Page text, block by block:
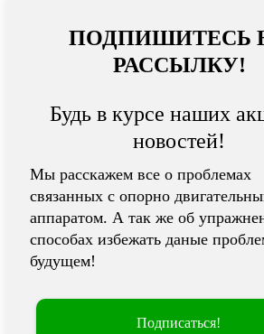
ПОДПИШИТЕСЬ
РАССЫЛКУ!
Будь в курсе наших
новостей!
Мы расскажем все о проблемах
связанных с опорно
аппаратом. А так же об
способах избежать даные
будущем!
Подписаться!